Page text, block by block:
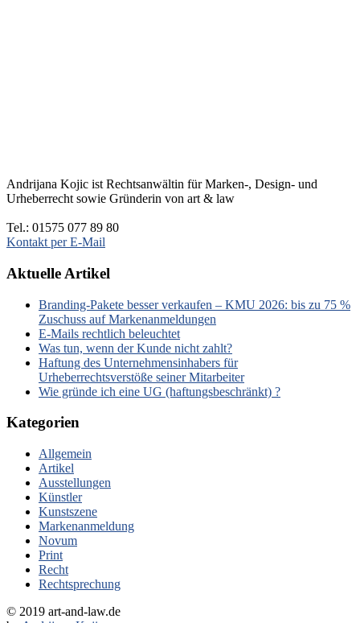
Andrijana Kojic ist Rechtsanwältin für Marken-, Design- und
Urheberrecht sowie Gründerin von art & law
Tel.: 01575 077 89 80
Kontakt per E-Mail
Aktuelle Artikel
Branding-Pakete besser verkaufen – KMU 2026: bis zu 75 %
Zuschuss auf Markenanmeldungen
E-Mails rechtlich beleuchtet
Was tun, wenn der Kunde nicht zahlt?
Haftung des Unternehmensinhabers für
Urheberrechtsverstöße seiner Mitarbeiter
Wie gründe ich eine UG (haftungsbeschränkt) ?
Kategorien
Allgemein
Artikel
Ausstellungen
Künstler
Kunstszene
Markenanmeldung
Novum
Print
Recht
Rechtsprechung
© 2019 art-and-law.de